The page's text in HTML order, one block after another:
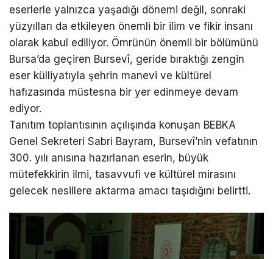
eserlerle yalnızca yaşadığı dönemi değil, sonraki
yüzyılları da etkileyen önemli bir ilim ve fikir insanı
olarak kabul ediliyor. Ömrünün önemli bir bölümünü
Bursa’da geçiren Bursevî, geride bıraktığı zengin
eser külliyatıyla şehrin manevi ve kültürel
hafızasında müstesna bir yer edinmeye devam
ediyor.
Tanıtım toplantısının açılışında konuşan BEBKA
Genel Sekreteri Sabri Bayram, Bursevî’nin vefatının
300. yılı anısına hazırlanan eserin, büyük
mütefekkirin ilmi, tasavvufi ve kültürel mirasını
gelecek nesillere aktarma amacı taşıdığını belirtti.